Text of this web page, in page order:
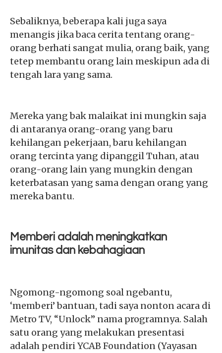
Sebaliknya, beberapa kali juga saya
menangis jika baca cerita tentang orang-
orang berhati sangat mulia, orang baik, yang
tetep membantu orang lain meskipun ada di
tengah lara yang sama.
Mereka yang bak malaikat ini mungkin saja
di antaranya orang-orang yang baru
kehilangan pekerjaan, baru kehilangan
orang tercinta yang dipanggil Tuhan, atau
orang-orang lain yang mungkin dengan
keterbatasan yang sama dengan orang yang
mereka bantu.
Memberi adalah meningkatkan
imunitas dan kebahagiaan
Ngomong-ngomong soal ngebantu,
‘memberi’ bantuan, tadi saya nonton acara di
Metro TV, “Unlock” nama programnya. Salah
satu orang yang melakukan presentasi
adalah pendiri YCAB Foundation (Yayasan